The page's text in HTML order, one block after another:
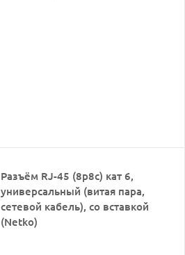
Разъём RJ-45 (8p8c) кат 6,
универсальный (витая пара,
сетевой кабель), со вставкой
(Netko)